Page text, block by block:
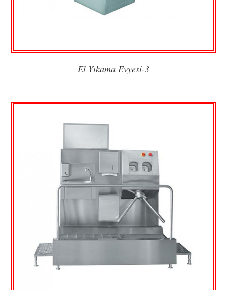
El Yıkama Evyesi-3